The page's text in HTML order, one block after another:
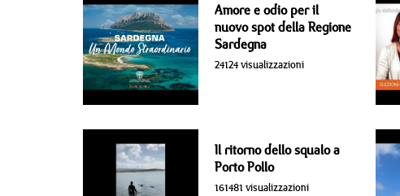
Amore e odio per il
nuovo spot della Regione
Sardegna
24124 visualizzazioni
Il ritorno dello squalo a
Porto Pollo
161481 visualizzazioni